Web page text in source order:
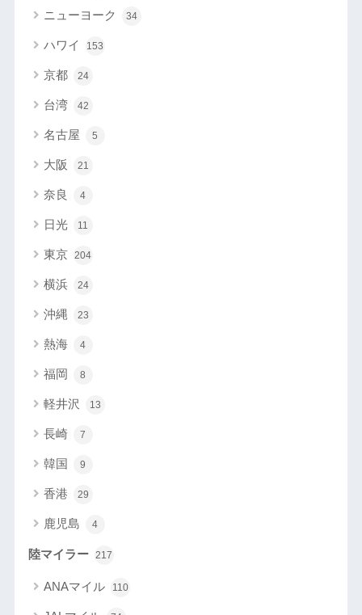
ニューヨーク 34
ハワイ 153
京都 24
台湾 42
名古屋 5
大阪 21
奈良 4
日光 11
東京 204
横浜 24
沖縄 23
熱海 4
福岡 8
軽井沢 13
長崎 7
韓国 9
香港 29
鹿児島 4
陸マイラー 217
ANAマイル 110